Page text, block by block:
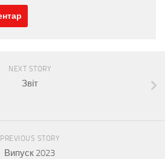
NEXT STORY
Звіт
PREVIOUS STORY
Випуск 2023